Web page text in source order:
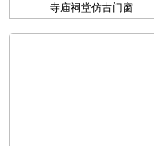
寺庙祠堂仿古门窗